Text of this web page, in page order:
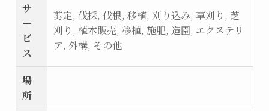
サ
ー
ビ
ス
剪定, 伐採, 伐根, 移植, 刈り込み, 草刈り, 芝
刈り, 植木販売, 移植, 施肥, 造園, エクステリ
ア, 外構, その他
場
所